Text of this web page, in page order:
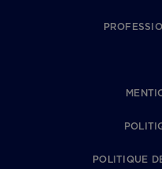
POLITIQUE